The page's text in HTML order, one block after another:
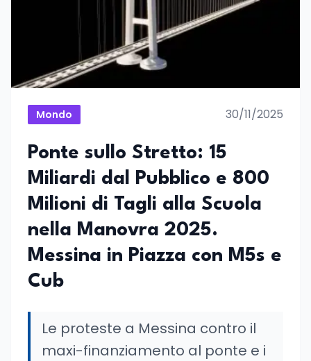
Mondo 30/11/2025
Ponte sullo Stretto: 15
Miliardi dal Pubblico e 800
Milioni di Tagli alla Scuola
nella Manovra 2025.
Messina in Piazza con M5s e
Cub
Le proteste a Messina contro il
maxi-finanziamento al ponte e i